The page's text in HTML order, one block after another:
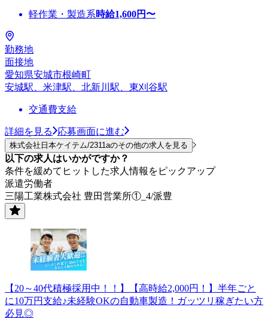
軽作業・製造系時給1,600円〜
勤務地
面接地
愛知県安城市根崎町
安城駅、米津駅、北新川駅、東刈谷駅
交通費支給
詳細を見る 応募画面に進む
株式会社日本ケイテム/2311aのその他の求人を見る
以下の求人はいかがですか？
条件を緩めてヒットした求人情報をピックアップ
派遣労働者
三陽工業株式会社 豊田営業所①_4/派豊
【20～40代積極採用中！！】【高時給2,000円！】半年ごと
に10万円支給♪未経験OKの自動車製造！ガッツリ稼ぎたい方
必見◎